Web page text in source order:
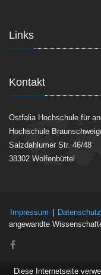
Links
Kontakt
Ostfalia Hochschule für
Hochschule
Salzdahlumer Str. 46/48
38302 Wolfenbüttel
Impressum Datenschutz
angewandte
Diese Internetseite